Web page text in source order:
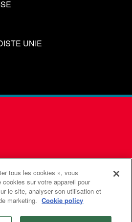
UNIE
est une agence de l'Église
Unie
Méthodistes Unies. Tous droits
réservés
tous les cookies », vous
sur votre appareil pour
le site, analyser son utilisation et
marketing. Cookie policy